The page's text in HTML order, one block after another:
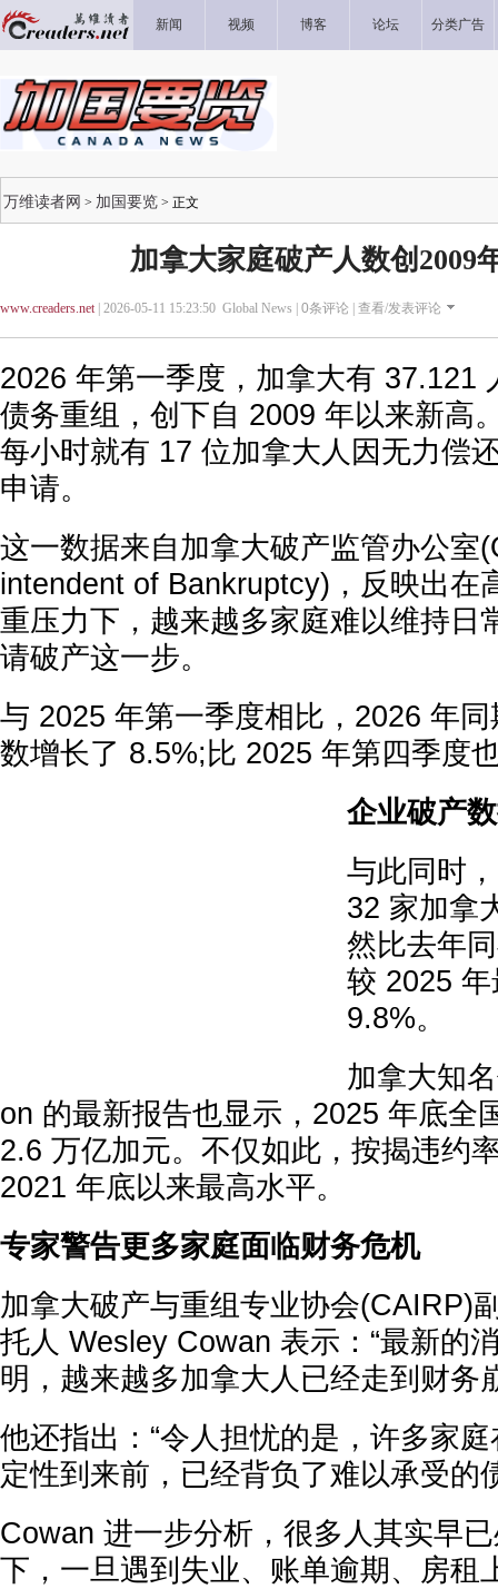
新闻 视频 博客 论坛 分类广告
万维读者网 > 加国要览 > 正文
加拿大家庭破产人数创2009
www.creaders.net| 2026-05-11 15:23:50 Global News | 0条评论 | 查看/发表评论
2026 年第一季度，加拿大有 37.121
债务重组，创下自 2009 年以来新高
每小时就有 17 位加拿大人因无力偿
申请。
这一数据来自加拿大破产监管办公室
intendent of Bankruptcy)，反映出在
重压力下，越来越多家庭难以维持日
请破产这一步。
与 2025 年第一季度相比，2026 年
数增长了 8.5%;比 2025 年第四季度
企业破产
与此同时
32 家加拿
然比去年
较 2025
9.8%。
加拿大知
on 的最新报告也显示，2025 年底全
2.6 万亿加元。不仅如此，按揭违约
2021 年底以来最高水平。
专家警告更多家庭面临财务危机
加拿大破产与重组专业协会(CAIRP)
托人 Wesley Cowan 表示：“最新的
明，越来越多加拿大人已经走到财务
他还指出：“令人担忧的是，许多家
定性到来前，已经背负了难以承受的
Cowan 进一步分析，很多人其实早
下，一旦遇到失业、账单逾期、房租